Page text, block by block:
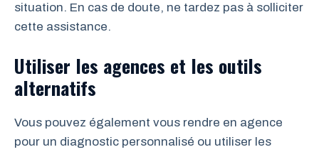
situation. En cas de doute, ne tardez pas à solliciter
cette assistance.
Utiliser les agences et les outils
alternatifs
Vous pouvez également vous rendre en agence
pour un diagnostic personnalisé ou utiliser les